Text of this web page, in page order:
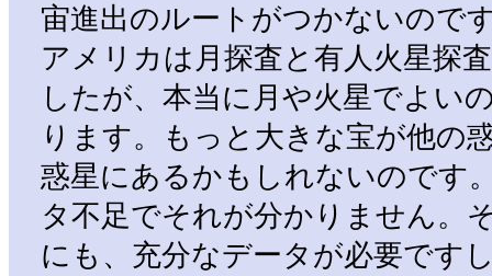
宙進出のルートがつかないので
アメリカは月探査と有人火星探
したが、本当に月や火星でよい
ります。もっと大きな宝が他の
惑星にあるかもしれないのです
タ不足でそれが分かりません。
にも、充分なデータが必要です